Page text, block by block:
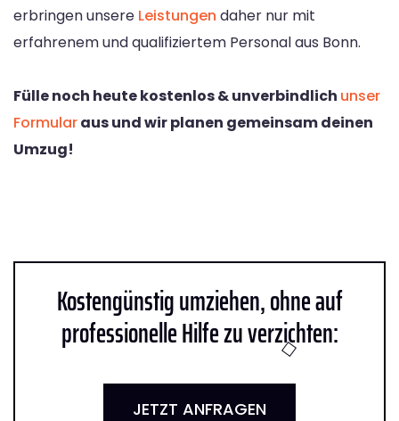
erbringen unsere Leistungen daher nur mit
erfahrenem und qualifiziertem Personal aus Bonn.
Fülle noch heute kostenlos & unverbindlich unser
Formularaus und wir planen gemeinsam deinen
Umzug!
Kostengünstig umziehen, ohne auf
professionelle Hilfe zu verzichten:
JETZT ANFRAGEN